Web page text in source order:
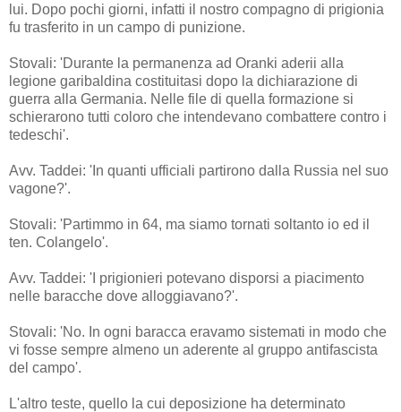
lui. Dopo pochi giorni, infatti il nostro compagno di prigionia
fu trasferito in un campo di punizione.
Stovali: 'Durante la permanenza ad Oranki aderii alla
legione garibaldina costituitasi dopo la dichiarazione di
guerra alla Germania. Nelle file di quella formazione si
schierarono tutti coloro che intendevano combattere contro i
tedeschi'.
Avv. Taddei: 'In quanti ufficiali partirono dalla Russia nel suo
vagone?'.
Stovali: 'Partimmo in 64, ma siamo tornati soltanto io ed il
ten. Colangelo'.
Avv. Taddei: 'I prigionieri potevano disporsi a piacimento
nelle baracche dove alloggiavano?'.
Stovali: 'No. In ogni baracca eravamo sistemati in modo che
vi fosse sempre almeno un aderente al gruppo antifascista
del campo'.
L'altro teste, quello la cui deposizione ha determinato